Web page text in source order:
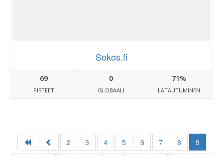
Sokos.fi
69
PISTEET
0
GLOBAALI
71%
LATAUTUMINEN
2 3 4 5 6 7 8
9